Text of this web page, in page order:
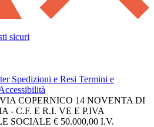
sicuri
Spedizioni e Resi Termini e
COPERNICO 14 NOVENTA DI
- C.F. E R.I. VE E P.IVA
SOCIALE € 50.000,00 I.V.